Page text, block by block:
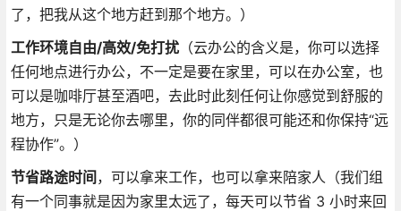
了，把我从这个地方赶到那个地方。）
工作环境自由/高效/免打扰（云办公的含义是，你可以选择
任何地点进行办公，不一定是要在家里，可以在办公室，也
可以是咖啡厅甚至酒吧，去此时此刻任何让你感觉到舒服的
地方，只是无论你去哪里，你的同伴都很可能还和你保持“远
程协作”。）
节省路途时间，可以拿来工作，也可以拿来陪家人（我们组
有一个同事就是因为家里太远了，每天可以节省 3 小时来回